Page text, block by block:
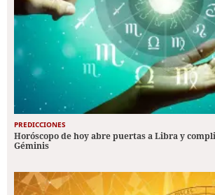
PREDICCIONES
Horóscopo de hoy abre puertas a Libra y
Géminis